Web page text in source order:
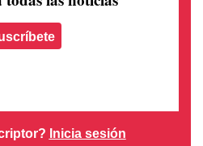
Inicia sesión